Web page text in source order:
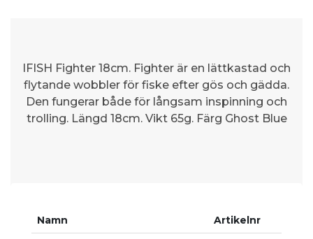
IFISH Fighter 18cm. Fighter är en lättkastad och
flytande wobbler för fiske efter gös och gädda.
Den fungerar både för långsam inspinning och
trolling. Längd 18cm. Vikt 65g. Färg Ghost Blue
Namn Artikelnr